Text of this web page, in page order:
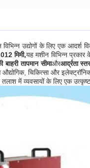
विभिन्न उद्योगों के लिए एक आदर्श
मिमी,यह मशीन विभिन्न
तापमान सीमाऔरआर्द्रता
चिकित्सा और
में व्यवसायों के लिए एक